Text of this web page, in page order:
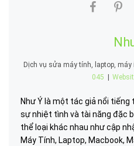
Dịch vụ sửa máy tính, laptop, máy
045
Như Ý là một tác giả nổi tiếng
sự nhiệt tình và tài năng đặc
thể loại khác nhau như cập
Máy Tính, Laptop, Macbook,